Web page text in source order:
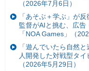
（2026年7月6日）
「あそぶ＋学ぶ」が
監督がAIと挑む、広
「NOA Games」（
「遊んでいたら自然
人開発した対戦型タイ
（2026年5月29日）